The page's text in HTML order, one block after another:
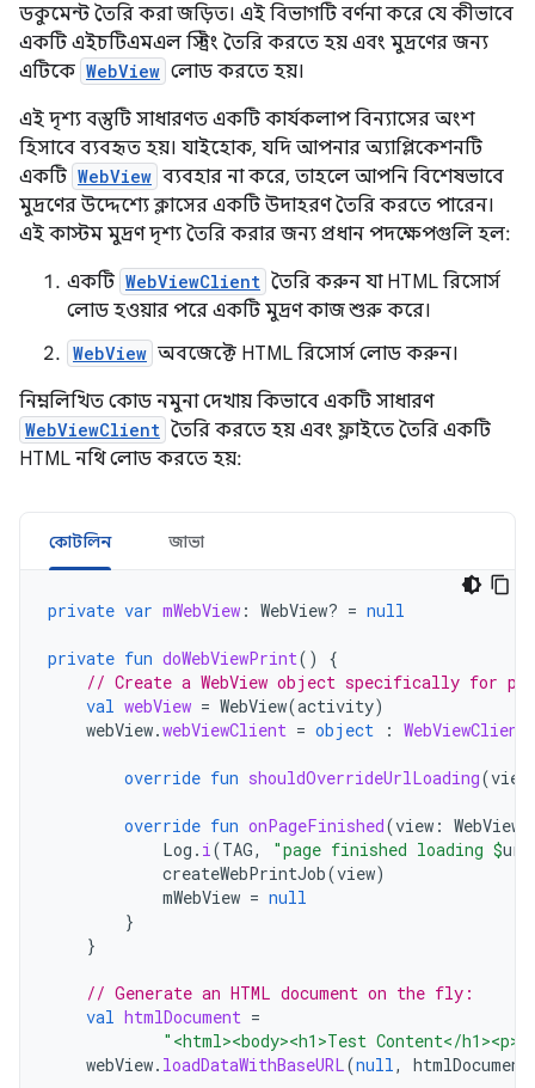
ডকুমেন্ট তৈরি করা জড়িত। এই বিভাগটি বর্ণনা করে যে কীভাবে
একটি এইচটিএমএল স্ট্রিং তৈরি করতে হয় এবং মুদ্রণের জন্য
এটিকে WebView লোড করতে হয়।
এই দৃশ্য বস্তুটি সাধারণত একটি কার্যকলাপ বিন্যাসের অংশ
হিসাবে ব্যবহৃত হয়। যাইহোক, যদি আপনার অ্যাপ্লিকেশনটি
একটি WebView ব্যবহার না করে, তাহলে আপনি বিশেষভাবে
মুদ্রণের উদ্দেশ্যে ক্লাসের একটি উদাহরণ তৈরি করতে পারেন।
এই কাস্টম মুদ্রণ দৃশ্য তৈরি করার জন্য প্রধান পদক্ষেপগুলি হল:
একটি WebViewClient তৈরি করুন যা HTML রিসোর্স
লোড হওয়ার পরে একটি মুদ্রণ কাজ শুরু করে।
WebView অবজেক্টে HTML রিসোর্স লোড করুন।
নিম্নলিখিত কোড নমুনা দেখায় কিভাবে একটি সাধারণ
WebViewClient তৈরি করতে হয় এবং ফ্লাইতে তৈরি একটি
HTML নথি লোড করতে হয়:
কোটলিন জাভা
private var mWebView : WebView? = null
private fun doWebViewPrint()
{
// Create a WebView object specifically for
val webView = WebView(activity)
webView.webViewClient = object : WebViewClient
override fun shouldOverrideUrlLoading(view
override fun onPageFinished(view : WebView
Log . i(TAG, "page finished loading $url
createWebPrintJob(view)
mWebView = null
}
}
// Generate an HTML document on the fly:
val htmlDocument =
"<html><body><h1>Test Content</
webView. loadDataWithBaseURL(null, htmlDocument